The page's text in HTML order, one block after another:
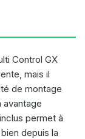
Control GX
mais il
de montage
avantage
permet à
depuis la